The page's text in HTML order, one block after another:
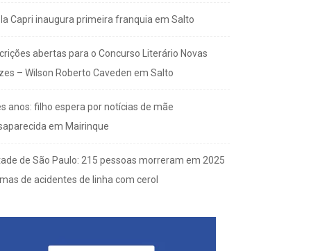
Capri inaugura primeira franquia em Salto
abertas para o Concurso Literário Novas
– Wilson Roberto Caveden em Salto
anos: filho espera por notícias de mãe
em Mairinque
de São Paulo: 215 pessoas morreram em 2025
de acidentes de linha com cerol